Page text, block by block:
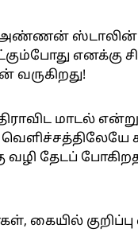
அண்ணன்
எனக்கு
மாடல்
வழி தேடப்
கையில்